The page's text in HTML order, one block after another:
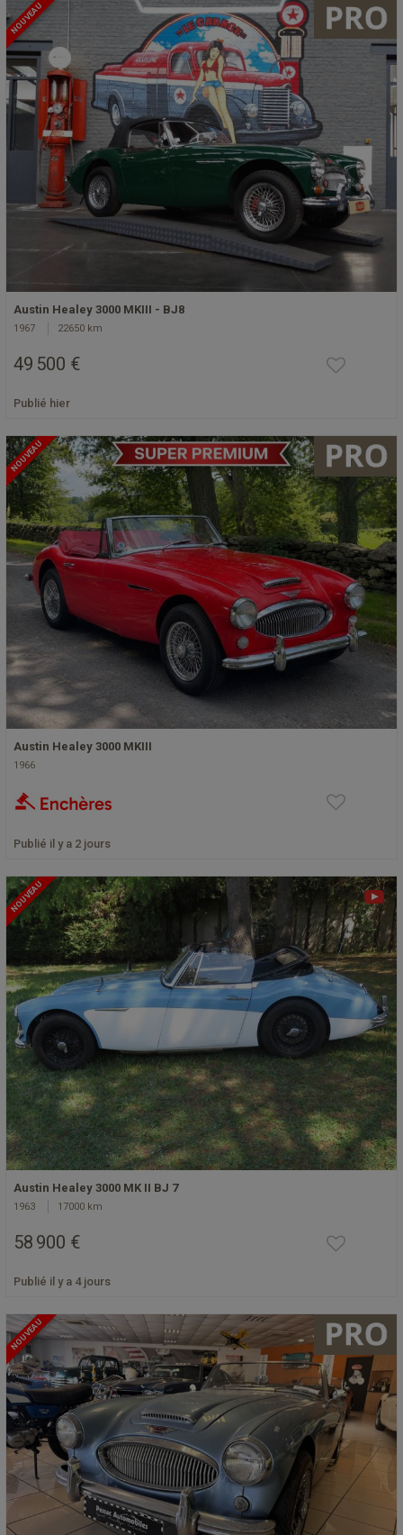
NOUVEAU
Austin Healey 3000 MKIII - BJ8
1967 22650 km
49 500 €
Publié hier
NOUVEAU
Austin Healey 3000 MKIII
1966
Publié il y a 2 jours
NOUVEAU
Austin Healey 3000 MK II BJ 7
1963 17000 km
58 900 €
Publié il y a 4 jours
NOUVEAU